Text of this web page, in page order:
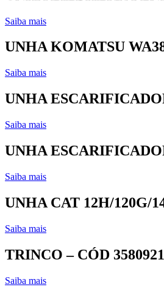
Saiba mais
UNHA KOMATSU
Saiba mais
UNHA
Saiba mais
UNHA
Saiba mais
UNHA CAT 12H/120G/
Saiba mais
TRINCO – CÓD 3580921
Saiba mais